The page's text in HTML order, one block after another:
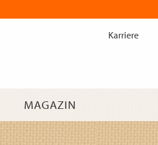
Inhalt
MAGAZIN
Karriere